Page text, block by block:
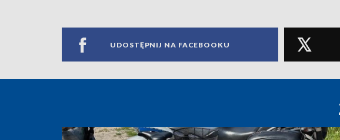
UDOSTĘPNIJ NA FACEBOOKU